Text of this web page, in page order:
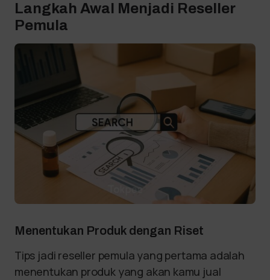
Langkah Awal Menjadi Reseller
Pemula
Menentukan Produk dengan Riset
Tips jadi reseller pemula yang pertama adalah
menentukan produk yang akan kamu jual